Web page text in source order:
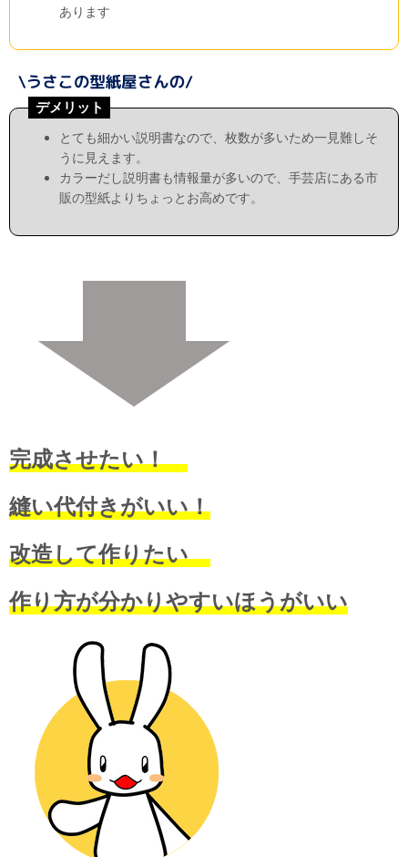
あります
デメリット
とても細かい説明書なので、枚数が多いため一見難しそ
うに見えます。
カラーだし説明書も情報量が多いので、手芸店にある市
販の型紙よりちょっとお高めです。
完成させたい！
縫い代付きがいい！
改造して作りたい
作り方が分かりやすいほうがいい